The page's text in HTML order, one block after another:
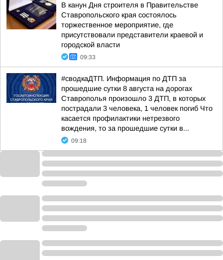
В канун Дня строителя в Правительстве
Ставропольского края состоялось
торжественное мероприятие, где
присутствовали представители краевой и
городской власти
09:33
#сводкаДТП. Информация по ДТП за
прошедшие сутки 8 августа на дорогах
Ставрополья произошло 3 ДТП, в которых
пострадали 3 человека, 1 человек погиб Что
касается профилактики нетрезвого
вождения, то за прошедшие сутки в...
09:18